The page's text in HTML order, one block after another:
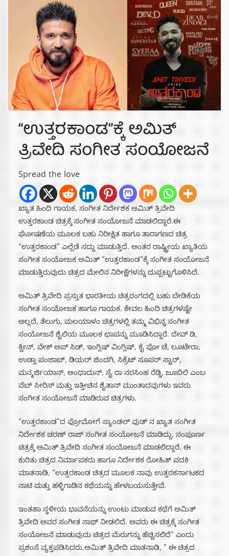
“ಉತ್ತರಕಾಂಡ”ಕ್ಕೆ ಅಮಿತ್
ತ್ರಿವೇದಿ ಸಂಗೀತ ಸಂಯೋಜನೆ
Spread the love
ಖ್ಯಾತ ಹಿಂದಿ ಗಾಯಕ, ಸಂಗೀತ ನಿರ್ದೇಶಕ ಅಮಿತ್ ತ್ರಿವೇದಿ
ಉತ್ತರಕಾಂಡ ಚಿತ್ರಕ್ಕೆ ಸಂಗೀತ ಸಂಯೋಜನೆ ಮಾಡಲಿದ್ದಾರೆ.ಈ
ಘೋಷಣೆಯ ಮೂಲಕ ಬಹು ನಿರೀಕ್ಷಿತ ಹಾಗೂ ತಾರಾಗಣದ ಚಿತ್ರ
“ಉತ್ತರಕಾಂಡ” ಎಲ್ಲೆಡೆ ಸದ್ದು ಮಾಡುತ್ತಿದೆ. ಅಂತರ ರಾಷ್ಟ್ರೀಯ ಖ್ಯಾತಿಯ
ಸಂಗೀತ ಸಂಯೋಜಕ ಅಮಿತ್ “ಉತ್ತರಕಾಂಡ”ಕ್ಕೆ ಸಂಗೀತ ಸಂಯೋಜನೆ
ಮಾಡುತ್ತಿರುವುದು ಚಿತ್ರದ ಮೇಲಿನ ನಿರೀಕ್ಷೆಗಳನ್ನು ದುಪ್ಪಟ್ಟುಗೊಳಿಸಿದೆ.
ಅಮಿತ್ ತ್ರಿವೇದಿ ಪ್ರಸ್ತುತ ಭಾರತೀಯ ಚಿತ್ರರಂಗದಲ್ಲಿ ಬಹು ಬೇಡಿಕೆಯ
ಸಂಗೀತ ಸಂಯೋಜಕ ಹಾಗೂ ಗಾಯಕ. ಕೇವಲ ಹಿಂದಿ ಚಿತ್ರಗಳಷ್ಟೇ
ಅಲ್ಲದೆ,‌ ತೆಲುಗು, ಮಲಯಾಳಂ ಚಿತ್ರಗಳಲ್ಲಿ ತಮ್ಮ ವಿಭಿನ್ನ ಸಂಗೀತ
ಸಂಯೋಜನೆ ಶೈಲಿಯ ಮೂಲಕ ಛಾಪನ್ನು ಮೂಡಿಸಿದ್ದಾರೆ. ದೇವ್ ಡಿ,
ಕ್ವೀನ್, ವೇಕ್ ಅಪ್ ಸಿಡ್, ಇಂಗ್ಲಿಷ್ ವಿಂಗ್ಲಿಷ್, ಕೈ ಪೋ ಚೆ, ಲೂಟೇರಾ,
ಉಡ್ತಾ ಪಂಜಾಬ್, ಡಿಯರ್ ಜಿಂದಗಿ, ಸಿಕ್ರೆಟ್ ಸೂಪರ್ ಸ್ಟಾರ್,
ಮನ್ಮರ್ಜಿಯಾನ್, ಅಂಧಾದುನ್, ಸೈ ರಾ‌ ನರಸಿಂಹ ರೆಡ್ಡಿ, ಜೂಬಿಲಿ ಎಂಬ
ವೆಬ್ ಸೀರಿಸ್ ಮತ್ತು ಇತ್ತೀಚಿನ ಶೈತಾನ್ ಮುಂತಾದವುಗಳು ಇವರು
ಸಂಗೀತ ಸಂಯೋಜನೆ ಮಾಡಿರುವ ಚಿತ್ರಗಳು.
“ಉತ್ತರಕಾಂಡ”ದ ಪ್ರೋಮೋಗೆ ಸ್ಯಾಂಡಲ್ ವುಡ್ ನ ಖ್ಯಾತ ಸಂಗೀತ
ನಿರ್ದೇಶಕ ಚರಣ್ ರಾಜ್ ಸಂಗೀತ ಸಂಯೋಜನೆ ಮಾಡಿದ್ದು,‌ ಸಂಪೂರ್ಣ
ಚಿತ್ರಕ್ಕೆ ಅಮಿತ್ ತ್ರಿವೇದಿ ಸಂಗೀತ ಸಂಯೋಜನೆ ಮಾಡಲಿದ್ದಾರೆ. ಈ
ಕುರಿತು ಚಿತ್ರದ ನಿರ್ಮಾಪಕರು ಹಾಗೂ ನಿರ್ದೇಶಕ ರೋಹಿತ್ ಪದಕಿ
ಮಾತನಾಡಿ, “ಉತ್ತರಕಾಂಡ ಚಿತ್ರದ ಮೂಲಕ ನಾವು ಉತ್ತರಕರ್ನಾಟಕದ
ನಾಟಿ ಮತ್ತು ಹಳ್ಳಿಗಾಡಿನ ಕಥೆಯನ್ನು ಹೇಳಬಯಸುತ್ತೇವೆ.
ಇಂತಹಾ ಸ್ಥಳೀಯ ಭಾವನೆಯನ್ನು ಉಂಟು ಮಾಡುವ ಕಥೆಗೆ ಅಮಿತ್
ತ್ರಿವೇದಿ ಅವರ ಸಂಗೀತ ಸಾಥ್ ನೀಡಲಿದೆ. ಅವರು ಈ ಚಿತ್ರಕ್ಕೆ ಸಂಗೀತ
ಸಂಯೋಜನೆ ಮಾಡುವುದು ಚಿತ್ರದ ಮೆರುಗನ್ನು ಹೆಚ್ಚಿಸಲಿದೆ” ಎಂದು
ಪ್ರಶಂಸೆ ವ್ಯಕ್ತಪಡಿಸಿದರು.ಅಮಿತ್ ತ್ರಿವೇದಿ ಮಾತನಾಡಿ, ” ಈ ಚಿತ್ರದ